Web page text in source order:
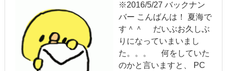
※2016/5/27 バックナン
バー こんばんは！ 夏海で
す＾＾ だいぶお久しぶ
りになっていまいまし
た。。。 何をしていた
のかと言いますと、 PC